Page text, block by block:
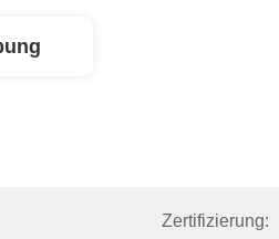
Zertifizierung: